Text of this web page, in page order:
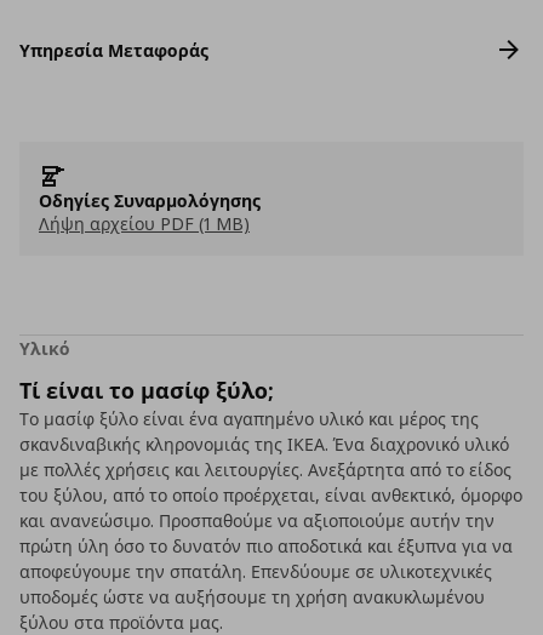
Υπηρεσία Μεταφοράς
Οδηγίες Συναρμολόγησης
Λήψη αρχείου PDF (1 MB)
Υλικό
Τί είναι το μασίφ ξύλο;
Το μασίφ ξύλο είναι ένα αγαπημένο υλικό και μέρος της
σκανδιναβικής κληρονομιάς της ΙΚΕΑ. Ένα διαχρονικό υλικό
με πολλές χρήσεις και λειτουργίες. Ανεξάρτητα από το είδος
του ξύλου, από το οποίο προέρχεται, είναι ανθεκτικό, όμορφο
και ανανεώσιμο. Προσπαθούμε να αξιοποιούμε αυτήν την
πρώτη ύλη όσο το δυνατόν πιο αποδοτικά και έξυπνα για να
αποφεύγουμε την σπατάλη. Επενδύουμε σε υλικοτεχνικές
υποδομές ώστε να αυξήσουμε τη χρήση ανακυκλωμένου
ξύλου στα προϊόντα μας.